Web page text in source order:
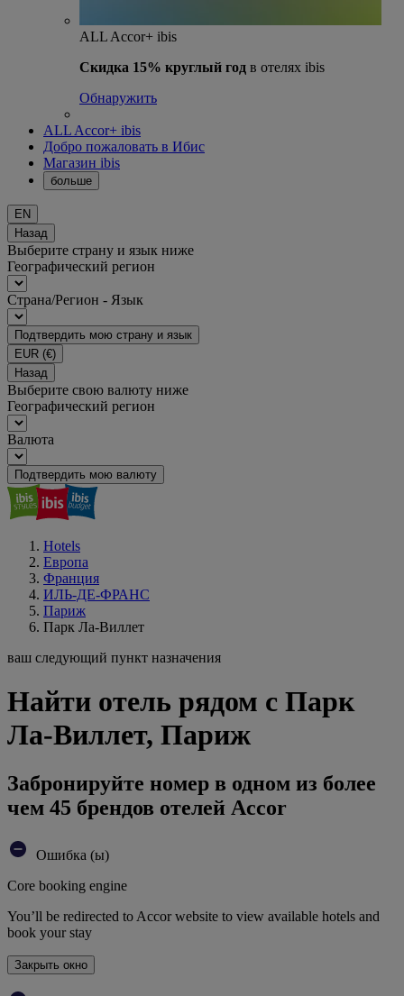
ALL Accor+ ibis
Скидка 15% круглый год в отелях ibis
Обнаружить
ALL Accor+ ibis
Добро пожаловать в Ибис
Магазин ibis
больше
EN
Назад
Выберите страну и язык ниже
Географический регион
Страна/Регион - Язык
Подтвердить мою страну и язык
EUR (€)
Назад
Выберите свою валюту ниже
Географический регион
Валюта
Подтвердить мою валюту
Hotels
Европа
Франция
ИЛЬ-ДЕ-ФРАНС
Париж
Парк Ла-Виллет
ваш следующий пункт назначения
Найти отель рядом с Парк
Ла-Виллет, Париж
Забронируйте номер в одном из более
чем 45 брендов отелей Accor
Ошибка (ы)
Core booking engine
You’ll be redirected to Accor website to view available hotels and
book your stay
Закрыть окно